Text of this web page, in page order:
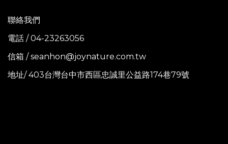
聯絡我們
電話 / 04-23263056
信箱 / seanhon@joynature.com.tw
地址/ 403台灣台中市西區忠誠里公益路174巷79號